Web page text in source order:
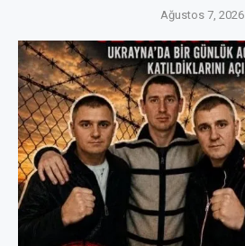
Ağustos 7, 2026